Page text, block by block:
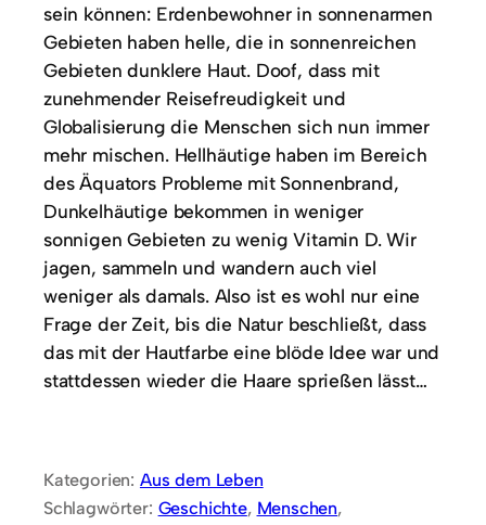
sein können: Erdenbewohner in sonnenarmen
Gebieten haben helle, die in sonnenreichen
Gebieten dunklere Haut. Doof, dass mit
zunehmender Reisefreudigkeit und
Globalisierung die Menschen sich nun immer
mehr mischen. Hellhäutige haben im Bereich
des Äquators Probleme mit Sonnenbrand,
Dunkelhäutige bekommen in weniger
sonnigen Gebieten zu wenig Vitamin D. Wir
jagen, sammeln und wandern auch viel
weniger als damals. Also ist es wohl nur eine
Frage der Zeit, bis die Natur beschließt, dass
das mit der Hautfarbe eine blöde Idee war und
stattdessen wieder die Haare sprießen lässt…
Kategorien: Aus dem Leben
Schlagwörter: Geschichte, Menschen ,